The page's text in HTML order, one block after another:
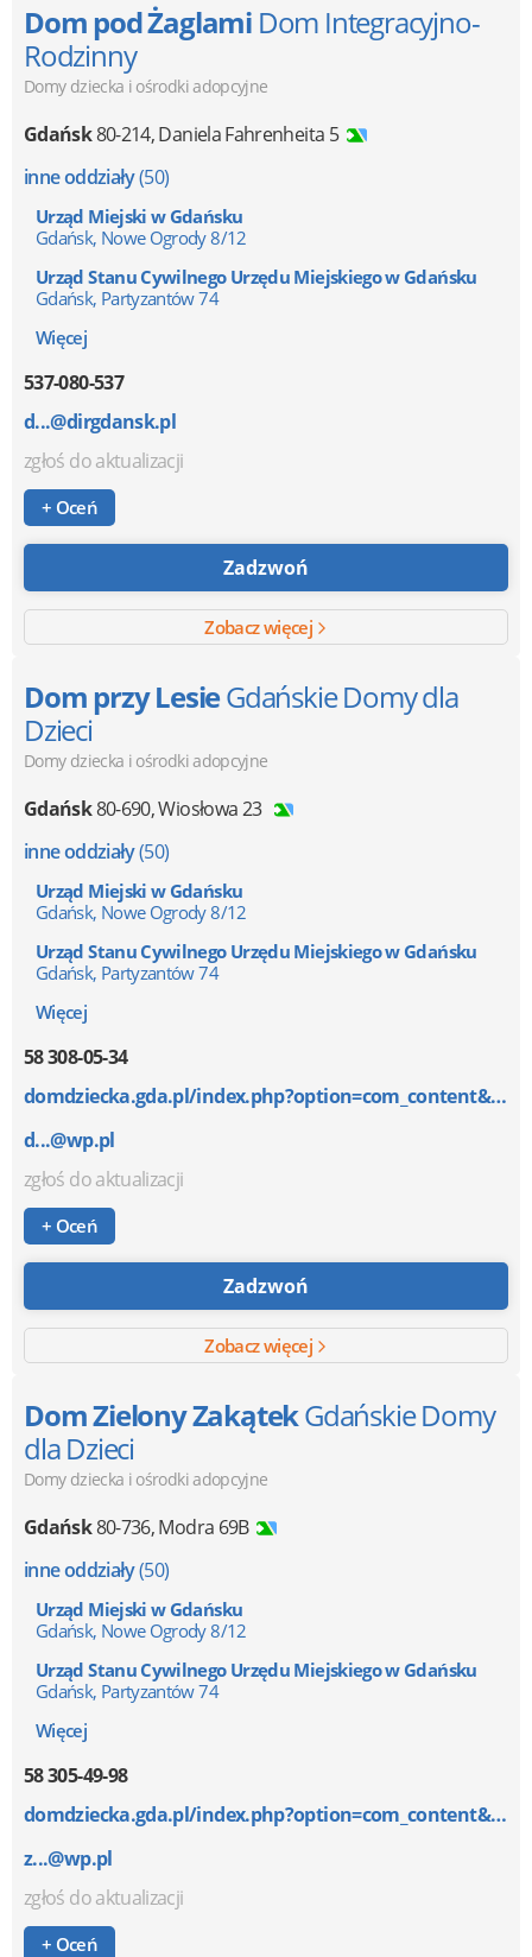
Dom pod Żaglami Dom Integracyjno-
Rodzinny
Domy dziecka i ośrodki adopcyjne
Gdańsk80-214,Daniela Fahrenheita 5
inne oddziały(50)
Urząd Miejski w Gdańsku
Gdańsk, Nowe Ogrody 8/12
Urząd Stanu Cywilnego Urzędu Miejskiego w Gdańsku
Gdańsk, Partyzantów 74
Więcej
537-080-537
d...@dirgdansk.pl
zgłoś do aktualizacji
+ Oceń
Zadzwoń
Zobacz więcej
Dom przy LesieGdańskie Domy dla
Dzieci
Domy dziecka i ośrodki adopcyjne
Gdańsk80-690,Wiosłowa 23
inne oddziały(50)
Urząd Miejski w Gdańsku
Gdańsk, Nowe Ogrody 8/12
Urząd Stanu Cywilnego Urzędu Miejskiego w Gdańsku
Gdańsk, Partyzantów 74
Więcej
58 308-05-34
domdziecka.gda.pl/index.php?option=com_content&v...
d...@wp.pl
zgłoś do aktualizacji
+ Oceń
Zadzwoń
Zobacz więcej
Dom Zielony ZakątekGdańskie Domy
dla Dzieci
Domy dziecka i ośrodki adopcyjne
Gdańsk80-736,Modra 69B
inne oddziały(50)
Urząd Miejski w Gdańsku
Gdańsk, Nowe Ogrody 8/12
Urząd Stanu Cywilnego Urzędu Miejskiego w Gdańsku
Gdańsk, Partyzantów 74
Więcej
58 305-49-98
domdziecka.gda.pl/index.php?option=com_content&v...
z...@wp.pl
zgłoś do aktualizacji
+ Oceń